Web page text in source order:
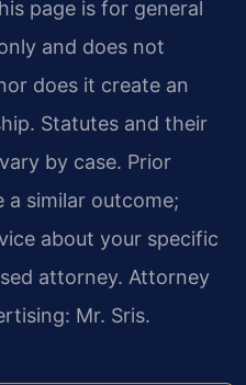
page is for general
and does not
does it create an
Statutes and their
by case. Prior
a similar outcome;
about your specific
attorney. Attorney
Mr. Sris.